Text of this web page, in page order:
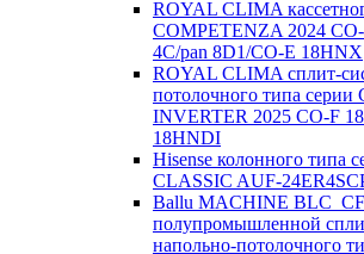
ROYAL CLIMA
COMPETENZA 2024
4C/pan 8D1/CO-E 18HNX
ROYAL CLIMA сплит-
потолочного типа
INVERTER 2025 CO-F
18HNDI
Hisense колонного типа
CLASSIC AUF-
Ballu MACHINE
полупромышленной
напольно-потолочного